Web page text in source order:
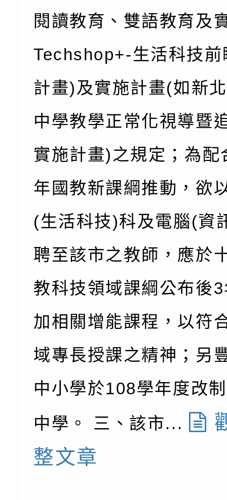
育兒中找回內在安定
座
下簡稱輔諮中心)辦
生諮詢服務
檢送「桃園市特殊教
114學年度第2學期
務實施計畫」
（圖）片
檢送桃園市政府LED
字稿及LCD託播影（
轉知有關我國身心障
公約（CRPD）第三
告
函轉本府新聞處115
宣導影像素材
宣導影片」宣導短片
載網址：
https://reurl.cc/
轉知本市特殊教育學
行為問題支持資源中
「桃園市114學年度
梯次含複訓暨魏氏五
用分析培訓研習」之
調整
函轉農業部酪農產業
乳相關宣導推廣圖卡
檢送桃園市政府LED
益，本府家庭暴力暨
治中心依常見案例製
剝削防制宣導影片
函轉桃園市政府「
性(防空)演習執行計
轉桃園市政府「
（防空）演習－行動
演練」
檢送桃園市政府家庭
「115年度祖孫樂淘
節慶祝活動」海報電
函轉本府新聞處檢送
交通安全宣導標語播
道安宣導影像素材
檢送桃園市政府LED
字稿及LCD託播影片
檢送行政院新聞傳播
月份公共服務政策溝
訊
檢送本市馬祖新村眷
區《植地有聲》主題
有關本市辦理115年
專注力研習營 「正
緒學習與生命教育(
檢送桃園市政府LED
字稿及LCD託播影片
函轉「2026台東博
閱讀教育、雙語教育及
Techshop+-生活科技前
計畫)及實施計畫(如新
中學教學正常化視導暨
實施計畫)之規定；為配
年國教新課綱推動，欲
(生活科技)科及電腦(資
聘至該市之教師，應於
教科技領域課綱公布後
加相關增能課程，以符
域專長授課之精神；另
中小學於108學年度改
中學。 三、該市...
整文章